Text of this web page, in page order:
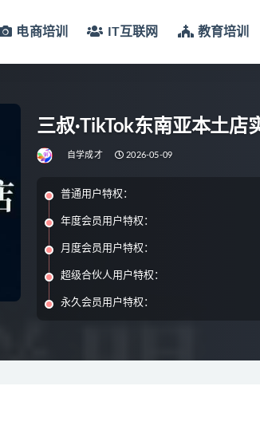
电商培训 IT互联网 教育培训
三叔·TikTok东南亚本土店
自学成才 2026-05-09
普通用户特权：
年度会员用户特权：
月度会员用户特权：
超级合伙人用户特权：
永久会员用户特权：